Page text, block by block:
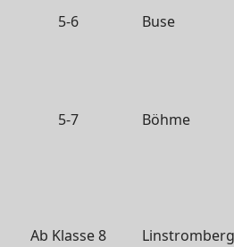
5-6 Buse
5-7 Böhme
Ab Klasse 8 Linstromberg